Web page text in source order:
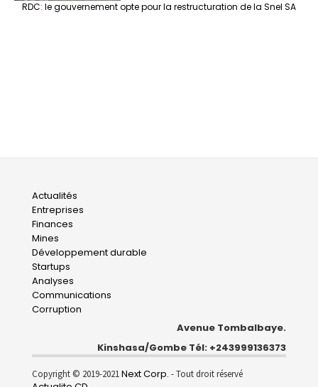
RDC: le gouvernement opte pour la restructuration de la Snel SA
Main
navigation
Actualités
Entreprises
Finances
Mines
Développement durable
Startups
Analyses
Communications
Corruption
Avenue Tombalbaye.
Kinshasa/Gombe Tél: +243999136373
Copyright © 2019-2021Next Corp. - Tout droit réservé